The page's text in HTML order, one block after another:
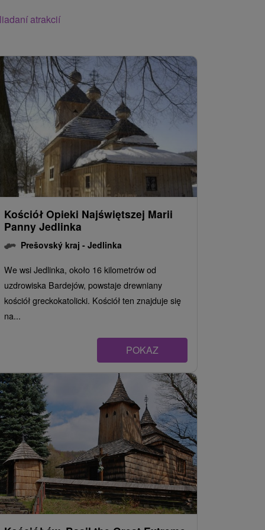
atrakcií
Kościół Opieki Najświętszej Marii
Panny Jedlinka
Prešovský kraj - Jedlinka
We wsi Jedlinka, około 16 kilometrów od
uzdrowiska Bardejów, powstaje drewniany
kościół greckokatolicki. Kościół ten znajduje się
na...
POKAZ